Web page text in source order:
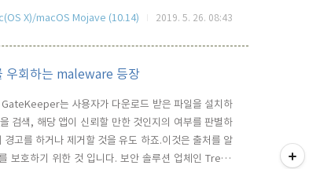
결시키기만 하면 공격자는 자신의 컴퓨터에서 NFS를
X)/macOS Mojave (10.14) 2019. 5. 26. 08:43
회하는 maleware 등장
는 사용자가 다운로드 받은 파일을 설치하
검색, 해당 앱이 신뢰할 만한 것인지의 여부를 판별하
고를 하거나 제거할 것을 유도 하죠.이것은 출처를 알
호하기 위한 것 입니다. 보안 솔루션 업체인 Trend
티스토리툴바